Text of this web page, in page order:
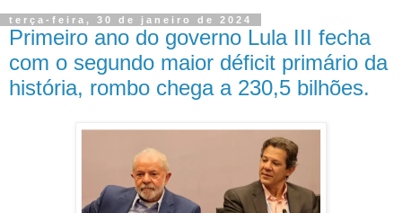
terça-feira, 30 de janeiro de 2024
Primeiro ano do governo Lula III fecha
com o segundo maior déficit primário da
história, rombo chega a 230,5 bilhões.